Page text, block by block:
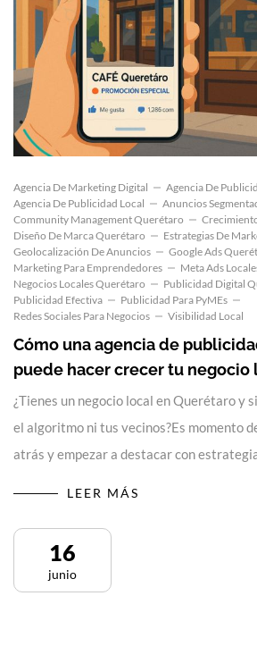
Agencia De Marketing Digital
Agencia De
Agencia De Publicidad Local
Anuncios
Community Management Querétaro
Diseño De Marca Querétaro
Estrategias De
Geolocalización De Anuncios
Google Ads
Marketing Para Emprendedores
Meta Ads
Negocios Locales Querétaro
Publicidad Digital
Publicidad Efectiva
Publicidad Para PyMEs
Redes Sociales Para Negocios
Visibilidad Local
Cómo una agencia de
puede hacer crecer tu negocio
¿Tienes un negocio local en Querétaro y
el algoritmo ni tus vecinos?Es momento
atrás y empezar a destacar con
LEER MÁS
16
junio